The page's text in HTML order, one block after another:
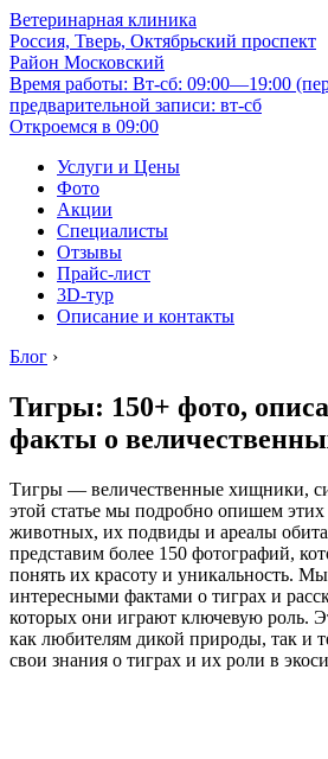
Ветеринарная клиника
Россия, Тверь, Октябрьский проспект
Район Московский
Время работы: Вт-сб: 09:00—19:00
предварительной записи: вт-сб
Откроемся в 09:00
Услуги и Цены
Фото
Акции
Специалисты
Отзывы
Прайс-лист
3D-тур
Описание и контакты
Блог ›
Тигры: 150+ фото,
факты о
Тигры — величественные хищники,
этой статье мы подробно опишем
животных, их подвиды и ареалы
представим более 150 фотографий,
понять их красоту и уникальность.
интересными фактами о тиграх и
которых они играют ключевую роль.
как любителям дикой природы, так и
свои знания о тиграх и их роли в